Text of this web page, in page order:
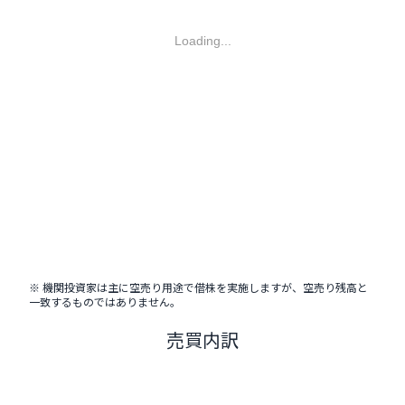
Loading...
※ 機関投資家は主に空売り用途で借株を実施しますが、空売り残高と
一致するものではありません。
売買内訳